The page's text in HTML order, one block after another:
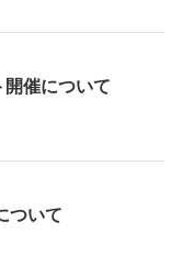
催について
ついて